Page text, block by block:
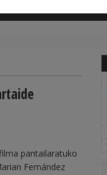
pantailaratuko
Fernández